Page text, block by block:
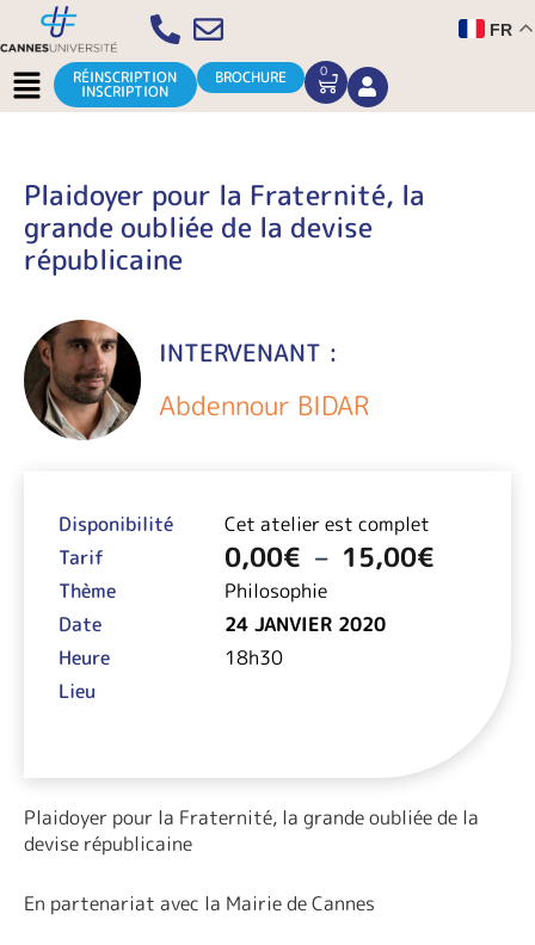
Aller
au
contenu
FR
Menu RÉINSCRIPTION
INSCRIPTION
BROCHURE 0
CART
Plaidoyer pour la Fraternité, la
grande oubliée de la devise
républicaine
INTERVENANT :
Abdennour BIDAR
Disponibilité
Cet atelier est complet
Tarif
0,00€ – 15,00€
Thème
Philosophie
Date
24 JANVIER 2020
Heure
18h30
Lieu
Plaidoyer pour la Fraternité, la grande oubliée de la
devise républicaine
En partenariat avec la Mairie de Cannes